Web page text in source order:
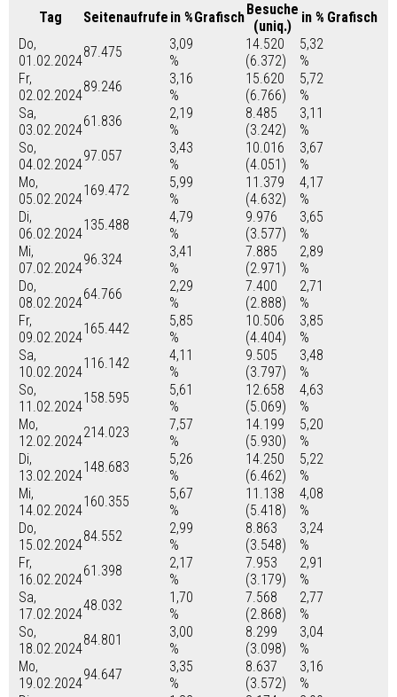
Tag Seitenaufrufe in %GrafischBesuche
(uniq.)
in % Grafisch
Do,
01.02.2024
87.475
3,09
%
14.520
(6.372)
5,32
%
Fr,
02.02.2024
89.246
3,16
%
15.620
(6.766)
5,72
%
Sa,
03.02.2024
61.836
2,19
%
8.485
(3.242)
3,11
%
So,
04.02.2024
97.057
3,43
%
10.016
(4.051)
3,67
%
Mo,
05.02.2024
169.472
5,99
%
11.379
(4.632)
4,17
%
Di,
06.02.2024
135.488
4,79
%
9.976
(3.577)
3,65
%
Mi,
07.02.2024
96.324
3,41
%
7.885
(2.971)
2,89
%
Do,
08.02.2024
64.766
2,29
%
7.400
(2.888)
2,71
%
Fr,
09.02.2024
165.442
5,85
%
10.506
(4.404)
3,85
%
Sa,
10.02.2024
116.142
4,11
%
9.505
(3.797)
3,48
%
So,
11.02.2024
158.595
5,61
%
12.658
(5.069)
4,63
%
Mo,
12.02.2024
214.023
7,57
%
14.199
(5.930)
5,20
%
Di,
13.02.2024
148.683
5,26
%
14.250
(6.462)
5,22
%
Mi,
14.02.2024
160.355
5,67
%
11.138
(5.418)
4,08
%
Do,
15.02.2024
84.552
2,99
%
8.863
(3.548)
3,24
%
Fr,
16.02.2024
61.398
2,17
%
7.953
(3.179)
2,91
%
Sa,
17.02.2024
48.032
1,70
%
7.568
(2.868)
2,77
%
So,
18.02.2024
84.801
3,00
%
8.299
(3.098)
3,04
%
Mo,
19.02.2024
94.647
3,35
%
8.637
(3.572)
3,16
%